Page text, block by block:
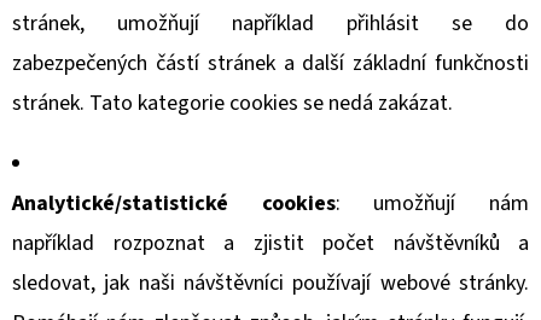
stránek, umožňují například přihlásit se do
zabezpečených částí stránek a další základní funkčnosti
stránek. Tato kategorie cookies se nedá zakázat.
Analytické/statistické cookies: umožňují nám
například rozpoznat a zjistit počet návštěvníků a
sledovat, jak naši návštěvníci používají webové stránky.